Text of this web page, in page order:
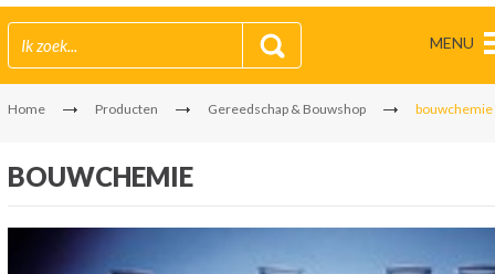
MENU
Home Producten Gereedschap & Bouwshop bouwchemie
BOUWCHEMIE